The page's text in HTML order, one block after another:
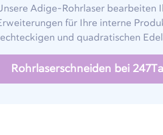
Adige-Rohrlaser bearbeiten
für Ihre interne
und quadratischen
Rohrlaserschneiden bei